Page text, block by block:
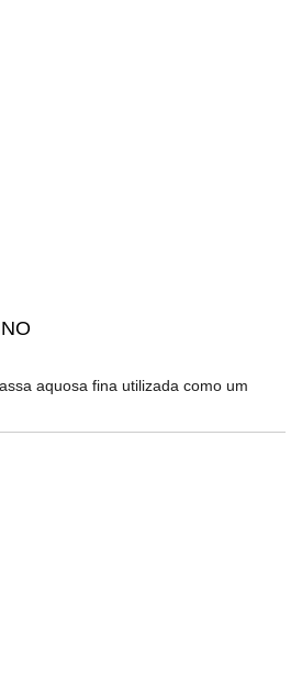
aquosa fina utilizada como um